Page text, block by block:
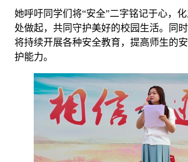
她呼吁同学们将“安全”二字铭记于心，
处做起，共同守护美好的校园生活。同
将持续开展各种安全教育，提高师生的
护能力。